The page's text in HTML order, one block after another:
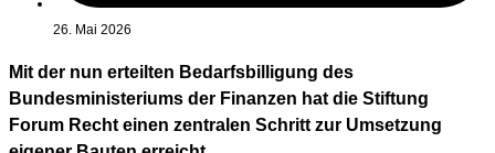
26. Mai 2026
Mit der nun erteilten Bedarfsbilligung des
Bundesministeriums der Finanzen hat die Stiftung
Forum Recht einen zentralen Schritt zur Umsetzung